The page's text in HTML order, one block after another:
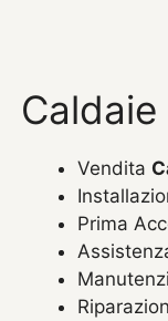
Vendita
Prima